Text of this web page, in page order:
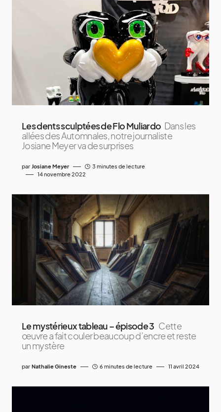
Les dents sculptées de Flo Muliardo Dans les
allées des Automnales, notre journaliste
Josiane Meyer va de surprises
par Josiane Meyer
3 minutes de lecture
14 novembre 2022
Le mystérieux tableau – épisode 3 Cette
œuvre a fait couler beaucoup d’encre et reste
un mystère
par Nathalie Gineste 6 minutes de lecture 11 avril 2024